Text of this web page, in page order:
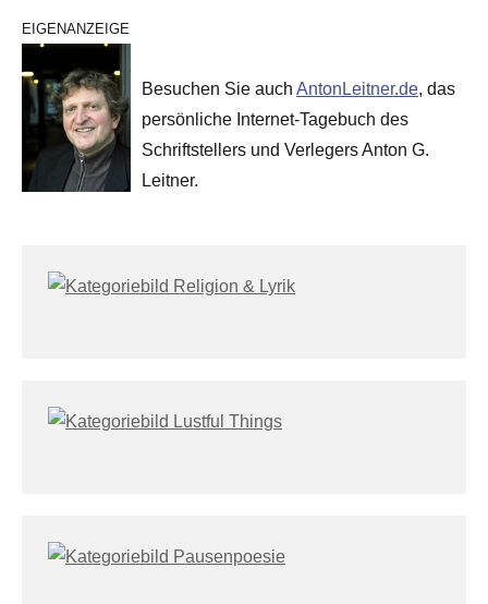
EIGENANZEIGE
Besuchen Sie auch AntonLeitner.de, das
persönliche Internet-Tagebuch des
Schriftstellers und Verlegers Anton G.
Leitner.